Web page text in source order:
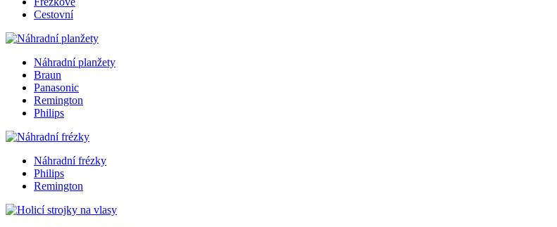
Cestovní
Náhradní planžety
Braun
Panasonic
Remington
Philips
Náhradní frézky
Philips
Remington